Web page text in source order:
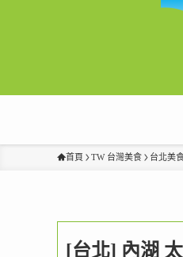
首頁 TW 台灣美食 台北美
[台北] 內湖